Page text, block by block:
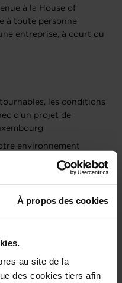
À propos des cookies
au site de la
des cookies tiers afin
à la House of
à toute personne
entreprise, à court ou
les conditions
d'un projet de
environnement
à maîtriser
dispositifs de soutien et